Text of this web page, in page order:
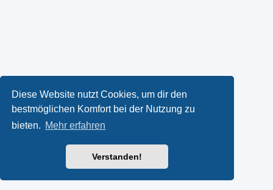
Diese Website nutzt Cookies, um dir den
bestmöglichen Komfort bei der Nutzung zu
bieten. Mehr erfahren
Verstanden!